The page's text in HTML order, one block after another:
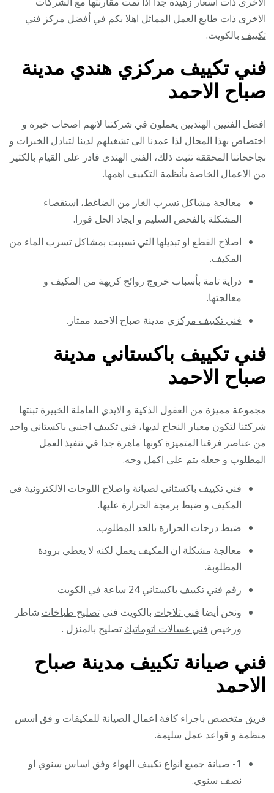
الاخرى ذات طابع العمل المماثل اهلا بكم في أفضل مركز فني
تكييف بالكويت.
فني تكييف مركزي هندي مدينة
صباح الاحمد
افضل الفنيين الهنديين يعملون في شركتنا لانهم اصحاب خبرة و
اختصاص بهذا المجال لذا عمدنا الى تشغيلهم لدينا لتبادل الخبرات و
نجاححاتنا المحققة تثبت ذلك، الفني الهندي قادر على القيام بالكثير
من الاعمال الخاصة بأنظمة التكييف اهمها.
معالجة مشاكل تسرب الغاز من الضاغط، استقصاء
المشكلة بالفحص السليم و ايجاد الحل فورا.
اصلاح القطع او تبديلها التي تسببت بمشاكل تسرب الماء من
المكيف.
دراية تامة بأسباب خروج روائح كريهة من المكيف و
معالجتها.
فني تكييف مركزي مدينة صباح الاحمد ممتاز.
فني تكييف باكستاني مدينة
صباح الاحمد
مجموعة مميزة من العقول الذكية و الايدي العاملة الخبيرة تبنتها
شركتنا لتكون معيار النجاح لديها، فني تكييف اجنبي باكستاني واحد
من عناصر فرقنا المتميزة كونها ماهرة جدا في تنفيذ العمل
المطلوب و جعله يتم على اكمل وجه.
فني تكييف باكستاني لصيانة واصلاح اللوحات الالكترونية في
المكيف و ضبط برمجة الحرارة عليها.
ضبط درجات الحرارة بالحد المطلوب.
معالجة مشكلة ان المكيف يعمل لكنه لا يعطي برودة
المطلوبة.
رقم فني تكييف باكستاني24 ساعة في الكويت
ونحن أيضا فني ثلاجات بالكويت فنيتصليح طباخات شاطر
ورخيص فني غسالات اتوماتيك تصليح بالمنزل .
فني صيانة تكييف مدينة صباح
الاحمد
فريق متخصص باجراء كافة اعمال الصيانة للمكيفات و فق اسس
منظمة و قواعد عمل سليمة.
1- صيانة جميع انواع تكييف الهواء وفق اساس سنوي او
نصف سنوي.